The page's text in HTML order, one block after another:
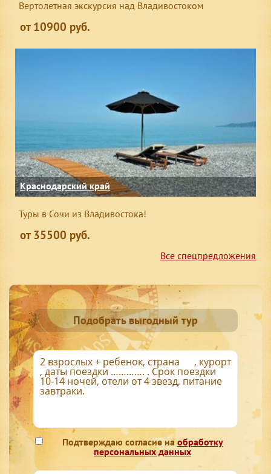
Вертолетная экскурсия над Владивостоком
от 10900 руб.
Краснодарский край
Туры в Сочи из Владивостока!
от 35500 руб.
Все спецпредложения
Подобрать выгодный тур
Подтверждаю согласие наобработку
персональных данных